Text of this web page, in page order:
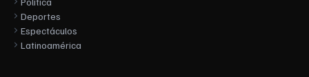
Deportes
Espectáculos
Latinoamérica